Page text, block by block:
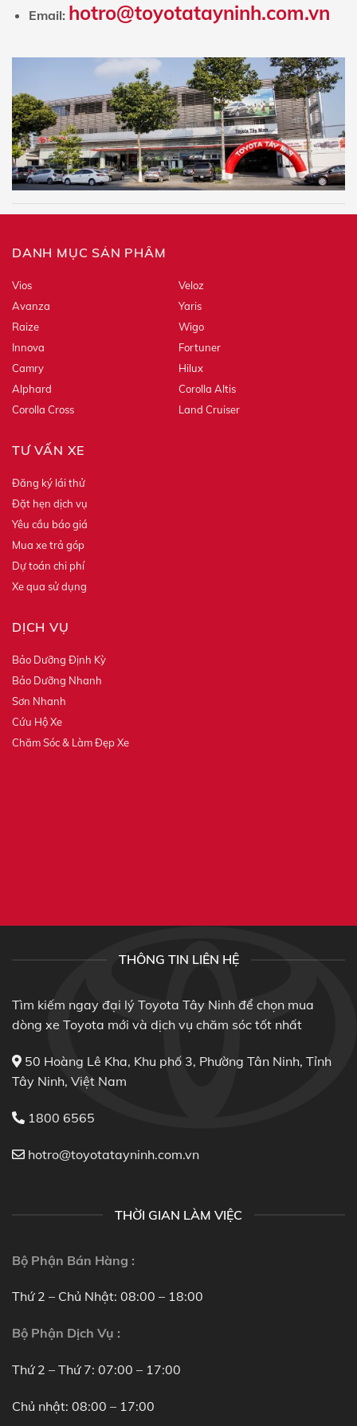
Email: hotro@toyotatayninh.com.vn
DANH MỤC SẢN PHẨM
Vios
Veloz
Avanza
Yaris
Raize
Wigo
Innova
Fortuner
Camry
Hilux
Alphard
Corolla Altis
Corolla Cross
Land Cruiser
TƯ VẤN XE
Đăng ký lái thử
Đặt hẹn dịch vụ
Yêu cầu báo giá
Mua xe trả góp
Dự toán chi phí
Xe qua sử dụng
DỊCH VỤ
Bảo Dưỡng Định Kỳ
Bảo Dưỡng Nhanh
Sơn Nhanh
Cứu Hộ Xe
Chăm Sóc & Làm Đẹp Xe
THÔNG TIN LIÊN HỆ
Tìm kiếm ngay đại lý Toyota Tây Ninh để chọn mua
dòng xe Toyota mới và dịch vụ chăm sóc tốt nhất
50 Hoàng Lê Kha, Khu phố 3, Phường Tân Ninh, Tỉnh
Tây Ninh, Việt Nam
1800 6565
hotro@toyotatayninh.com.vn
THỜI GIAN LÀM VIỆC
Bộ Phận Bán Hàng :
Thứ 2 – Chủ Nhật: 08:00 – 18:00
Bộ Phận Dịch Vụ :
Thứ 2 – Thứ 7: 07:00 – 17:00
Chủ nhật: 08:00 – 17:00